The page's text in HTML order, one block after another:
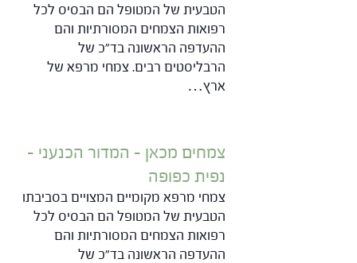
הטבעית של המטופל הם הבסיס לכל
רפואות הצמחים המסורתיות והם
ההעדפה הראשונה בד"כ של
הרבליסטים רבים. צמחי מרפא של
ארץ…
צמחים מכאן – המדור הכנעני –
נפית כפופה
צמחי מרפא מקומיים המצויים בסביבתו
הטבעית של המטופל הם הבסיס לכל
רפואות הצמחים המסורתיות והם
ההעדפה הראשונה בד"כ של